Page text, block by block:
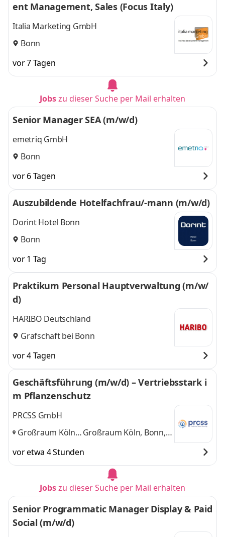
ent Management, Sales (Focus Italy)
Italia Marketing GmbH
Bonn
vor 7 Tagen
Jobszu dieser Suche per Mail erhalten
Senior Manager SEA (m/w/d)
emetriq GmbH
Bonn
vor 6 Tagen
Auszubildende Hotelfachfrau/-mann (m/w/d)
Dorint Hotel Bonn
Bonn
vor 1 Tag
Praktikum Personal Hauptverwaltung (m/w/
d)
HARIBO Deutschland
Grafschaft bei Bonn
vor 4 Tagen
Geschäftsführung (m/w/d) – Vertriebsstark i
m Pflanzenschutz
PRCSS GmbH
Großraum Köln,
Düsseldorf,
Großraum Köln, Bonn,
weitere
vor etwa 4 Stunden
Jobszu dieser Suche per Mail erhalten
Senior Programmatic Manager Display & Paid
Social (m/w/d)